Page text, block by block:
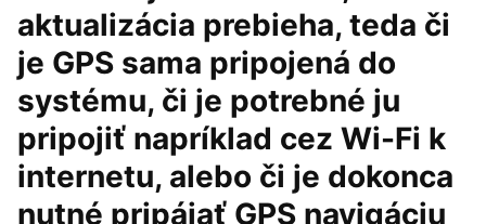
aktualizácia prebieha, teda či
je GPS sama pripojená do
systému, či je potrebné ju
pripojiť napríklad cez Wi-Fi k
internetu, alebo či je dokonca
nutné pripájať GPS navigáciu